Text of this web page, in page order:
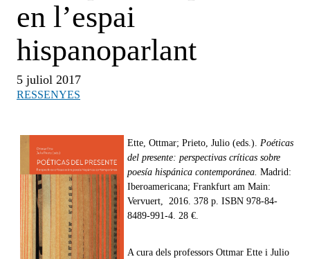
en l’espai
hispanoparlant
5 juliol 2017
RESSENYES
Ette, Ottmar; Prieto, Julio (eds.). Poéticas
del presente: perspectivas críticas sobre
poesía hispánica contemporánea. Madrid:
Iberoamericana; Frankfurt am Main:
Vervuert, 2016. 378 p. ISBN 978-84-
8489-991-4. 28 €.
A cura dels professors Ottmar Ette i Julio